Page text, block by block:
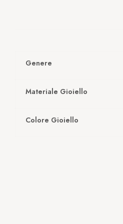
Genere
Materiale Gioiello
Colore Gioiello